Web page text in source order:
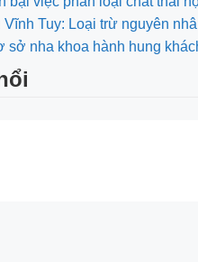
Tuy: Loại trừ nguyên
sở nha khoa hành hung